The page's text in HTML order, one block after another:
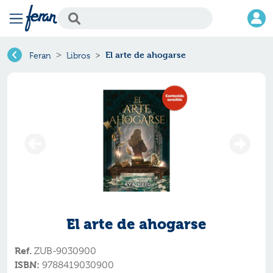
Feran Libros El arte de ahogarse
El arte de ahogarse
Ref. ZUB-9030900
ISBN: 9788419030900